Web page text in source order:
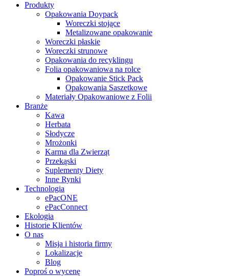
Produkty
Opakowania Doypack
Woreczki stojące
Metalizowane opakowanie
Woreczki płaskie
Woreczki strunowe
Opakowania do recyklingu
Folia opakowaniowa na rolce
Opakowanie Stick Pack
Opakowania Saszetkowe
Materiały Opakowaniowe z Folii
Branże
Kawa
Herbata
Słodycze
Mrożonki
Karma dla Zwierząt
Przekąski
Suplementy Diety
Inne Rynki
Technologia
ePacONE
ePacConnect
Ekologia
Historie Klientów
O nas
Misja i historia firmy
Lokalizacje
Blog
Poproś o wycenę